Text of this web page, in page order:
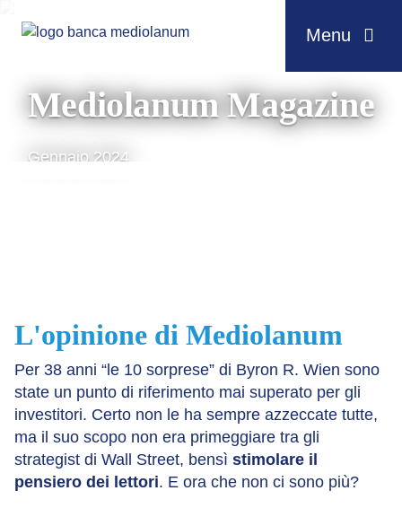
Menu
Mediolanum Magazine
Gennaio 2024
L'opinione di Mediolanum
Per 38 anni “le 10 sorprese” di Byron R. Wien sono
state un punto di riferimento mai superato per gli
investitori. Certo non le ha sempre azzeccate tutte,
ma il suo scopo non era primeggiare tra gli
strategist di Wall Street, bensì stimolare il
pensiero dei lettori. E ora che non ci sono più?